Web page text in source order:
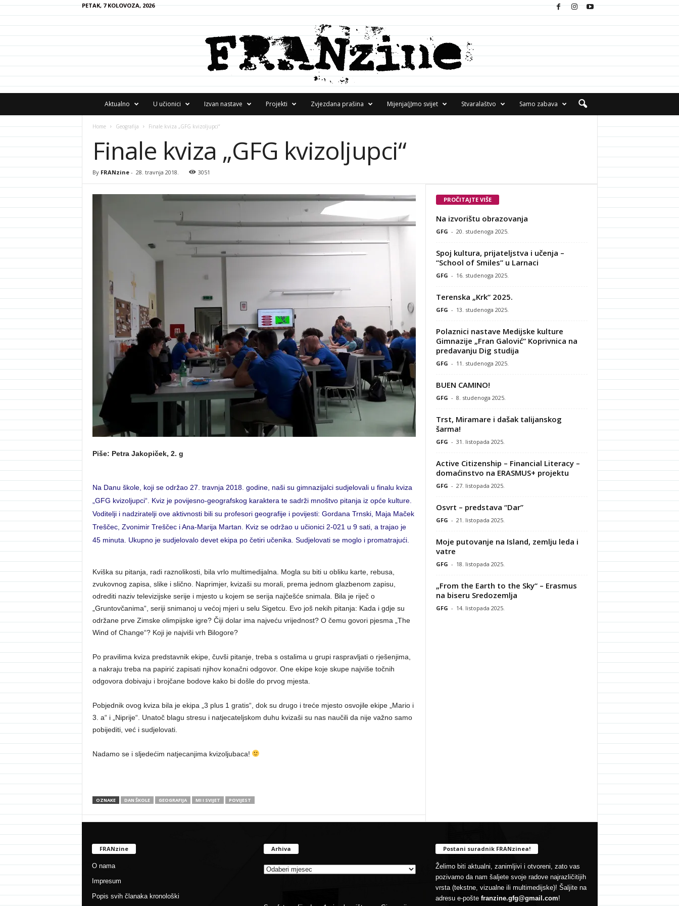
PETAK, 7 KOLOVOZA, 2026
A
Aktualno U učionici Izvan nastave Projekti Zvjezdana prašina Mijenja(j)mo svijet Stvaralaštvo Samo zabava
Home Geografija Finale kviza „GFG kvizoljupci“
Finale kviza „GFG kvizoljupci“
By FRANzine- 28. travnja 2018. 3051
Piše: Petra Jakopiček, 2. g
Na Danu škole, koji se održao 27. travnja 2018. godine, naši su gimnazijalci sudjelovali u finalu kviza
„GFG kvizoljupci“. Kviz je povijesno-geografskog karaktera te sadrži mnoštvo pitanja iz opće kulture.
Voditelji i nadziratelji ove aktivnosti bili su profesori geografije i povijesti: Gordana Trnski, Maja Maček
Treščec, Zvonimir Treščec i Ana-Marija Martan. Kviz se održao u učionici 2-021 u 9 sati, a trajao je
45 minuta. Ukupno je sudjelovalo devet ekipa po četiri učenika. Sudjelovati se moglo i promatrajući.
Kviška su pitanja, radi raznolikosti, bila vrlo multimedijalna. Mogla su biti u obliku karte, rebusa,
zvukovnog zapisa, slike i slično. Naprimjer, kvizaši su morali, prema jednom glazbenom zapisu,
odrediti naziv televizijske serije i mjesto u kojem se serija najčešće snimala. Bila je riječ o
„Gruntovčanima“, seriji snimanoj u većoj mjeri u selu Sigetcu. Evo još nekih pitanja: Kada i gdje su
održane prve Zimske olimpijske igre? Čiji dolar ima najveću vrijednost? O čemu govori pjesma „The
Wind of Change“? Koji je najviši vrh Bilogore?
Po pravilima kviza predstavnik ekipe, čuvši pitanje, treba s ostalima u grupi raspravljati o rješenjima,
a nakraju treba na papirić zapisati njihov konačni odgovor. One ekipe koje skupe najviše točnih
odgovora dobivaju i brojčane bodove kako bi došle do prvog mjesta.
Pobjednik ovog kviza bila je ekipa „3 plus 1 gratis“, dok su drugo i treće mjesto osvojile ekipe „Mario i
3. a“ i „Niprije“. Unatoč blagu stresu i natjecateljskom duhu kvizaši su nas naučili da nije važno samo
pobijediti, već i sudjelovati.
Nadamo se i sljedećim natjecanjima kvizoljubaca!
OZNAKE DAN ŠKOLE GEOGRAFIJA MI I SVIJET POVIJEST
PROČITAJTE VIŠE
Na izvorištu obrazovanja
GFG - 20. studenoga 2025.
Spoj kultura, prijateljstva i učenja –
“School of Smiles” u Larnaci
GFG - 16. studenoga 2025.
Terenska „Krk“ 2025.
GFG - 13. studenoga 2025.
Polaznici nastave Medijske kulture
Gimnazije „Fran Galović“ Koprivnica na
predavanju Dig studija
GFG - 11. studenoga 2025.
BUEN CAMINO!
GFG - 8. studenoga 2025.
Trst, Miramare i dašak talijanskog
šarma!
GFG - 31. listopada 2025.
Active Citizenship – Financial Literacy –
domaćinstvo na ERASMUS+ projektu
GFG - 27. listopada 2025.
Osvrt – predstava “Dar”
GFG - 21. listopada 2025.
Moje putovanje na Island, zemlju leda i
vatre
GFG - 18. listopada 2025.
„From the Earth to the Sky“ – Erasmus
na biseru Sredozemlja
GFG - 14. listopada 2025.
FRANzine
O nama
Impresum
Popis svih članaka kronološki
Arhiva Postani suradnik FRANzinea!
Želimo biti aktualni, zanimljivi i otvoreni, zato vas
pozivamo da nam šaljete svoje radove najrazličitijih
vrsta (tekstne, vizualne ili multimedijske)! Šaljite na
adresu e-pošte franzine.gfg@gmail.com!